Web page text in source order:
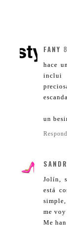
FANY
hace
inclui
un
Jolín,
está
me
Me